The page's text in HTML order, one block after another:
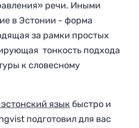
речи. Иными
в Эстонии - форма
за рамки простых
тонкость подхода
к словесному
язык быстро и
подготовил для вас